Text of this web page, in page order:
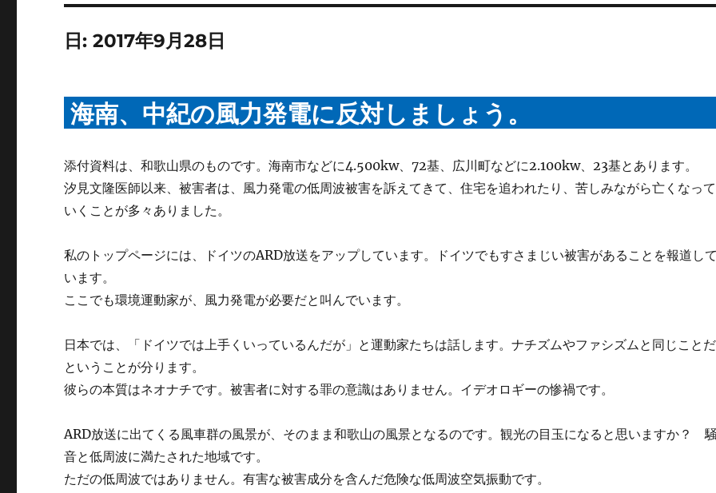
日:2017年9月28日
海南、中紀の風力発電に反対しましょう。
添付資料は、和歌山県のものです。海南市などに4.500kw、72基、広川町などに2.100kw、23基とあります。
汐見文隆医師以来、被害者は、風力発電の低周波被害を訴えてきて、住宅を追われたり、苦しみながら亡くなって
いくことが多々ありました。
私のトップページには、ドイツのARD放送をアップしています。ドイツでもすさまじい被害があることを報道し
います。
ここでも環境運動家が、風力発電が必要だと叫んでいます。
日本では、「ドイツでは上手くいっているんだが」と運動家たちは話します。ナチズムやファシズムと同じことだ
ということが分ります。
彼らの本質はネオナチです。被害者に対する罪の意識はありません。イデオロギーの惨禍です。
ARD放送に出てくる風車群の風景が、そのまま和歌山の風景となるのです。観光の目玉になると思いますか？
音と低周波に満たされた地域です。
ただの低周波ではありません。有害な被害成分を含んだ危険な低周波空気振動です。